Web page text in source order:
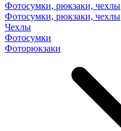
Фотосумки, рюкзаки, чехлы
Фотосумки, рюкзаки, чехлы
Чехлы
Фотосумки
Фоторюкзаки